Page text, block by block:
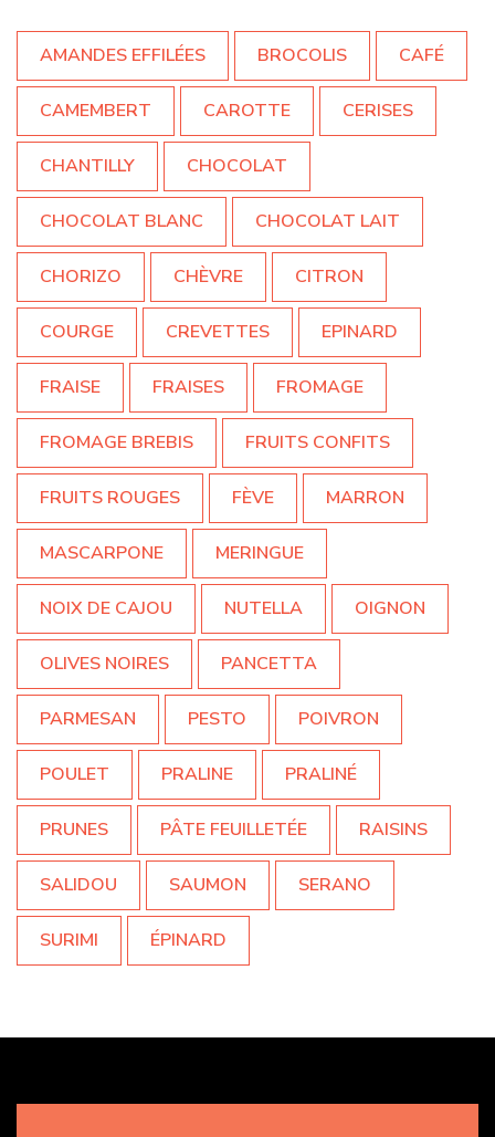
AMANDES EFFILÉES BROCOLIS CAFÉ
CAMEMBERT CAROTTE CERISES
CHANTILLY CHOCOLAT
CHOCOLAT BLANC CHOCOLAT LAIT
CHORIZO CHÈVRE CITRON
COURGE CREVETTES EPINARD
FRAISE FRAISES FROMAGE
FROMAGE BREBIS FRUITS CONFITS
FRUITS ROUGES FÈVE MARRON
MASCARPONE MERINGUE
NOIX DE CAJOU NUTELLA OIGNON
OLIVES NOIRES PANCETTA
PARMESAN PESTO POIVRON
POULET PRALINE PRALINÉ
PRUNES PÂTE FEUILLETÉE RAISINS
SALIDOU SAUMON SERANO
SURIMI ÉPINARD